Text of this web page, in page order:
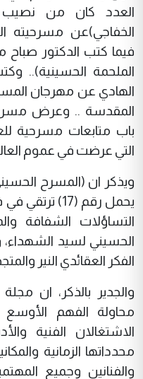
العدد كان من نصيب
الخفاجي)عن مسرحيته
فيما كتب الدكتور
الملحمة الحسينية)..
الهادي عن مهرجان
المقدسة .. وعرض
باب متابعات مسرحية
التي عرضت في عموم
ويذكر ان (المسرح
يحمل رقم (17)
التساؤلات الشفافة
الحسيني لسيد الشهداء،
الفكر العقائدي النير
والجدير بالذكر، ان
محاولة الفهم الأوسع
الاشتغالان الفنية
محدداتها الزمانية
والفنانين وجميع